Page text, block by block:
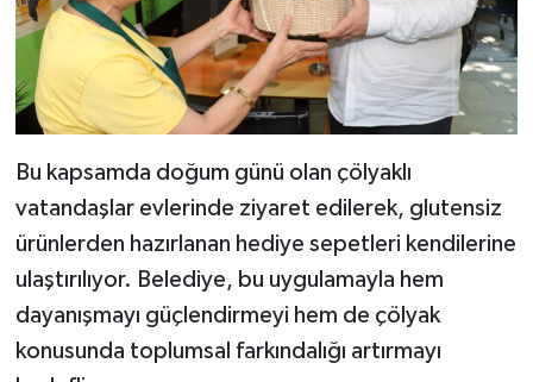
Bu kapsamda doğum günü olan çölyaklı
vatandaşlar evlerinde ziyaret edilerek, glutensiz
ürünlerden hazırlanan hediye sepetleri kendilerine
ulaştırılıyor. Belediye, bu uygulamayla hem
dayanışmayı güçlendirmeyi hem de çölyak
konusunda toplumsal farkındalığı artırmayı